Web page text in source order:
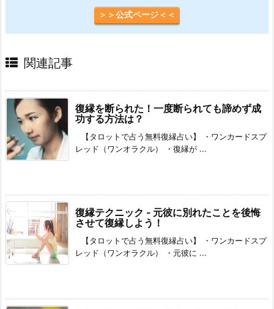
＞＞公式ページ＜＜
関連記事
復縁を断られた！一度断られても諦めず成
功する方法は？
【タロットで占う無料復縁占い】 ・ワンカードスプ
レッド（ワンオラクル） ・復縁が ...
復縁テクニック ‐ 元彼に別れたことを後悔
させて復縁しよう！
【タロットで占う無料復縁占い】 ・ワンカードスプ
レッド（ワンオラクル） ・元彼に ...